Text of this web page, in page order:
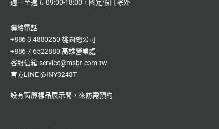
週一至週五 09:00-18:00，國定假日除外
聯絡電話
+886 3 4880250 桃園總公司
+886 7 6522880 高雄營業處
客服信箱service@msbt.com.tw
官方LINE@INY3243T
設有窗簾樣品展示間，來訪需預約